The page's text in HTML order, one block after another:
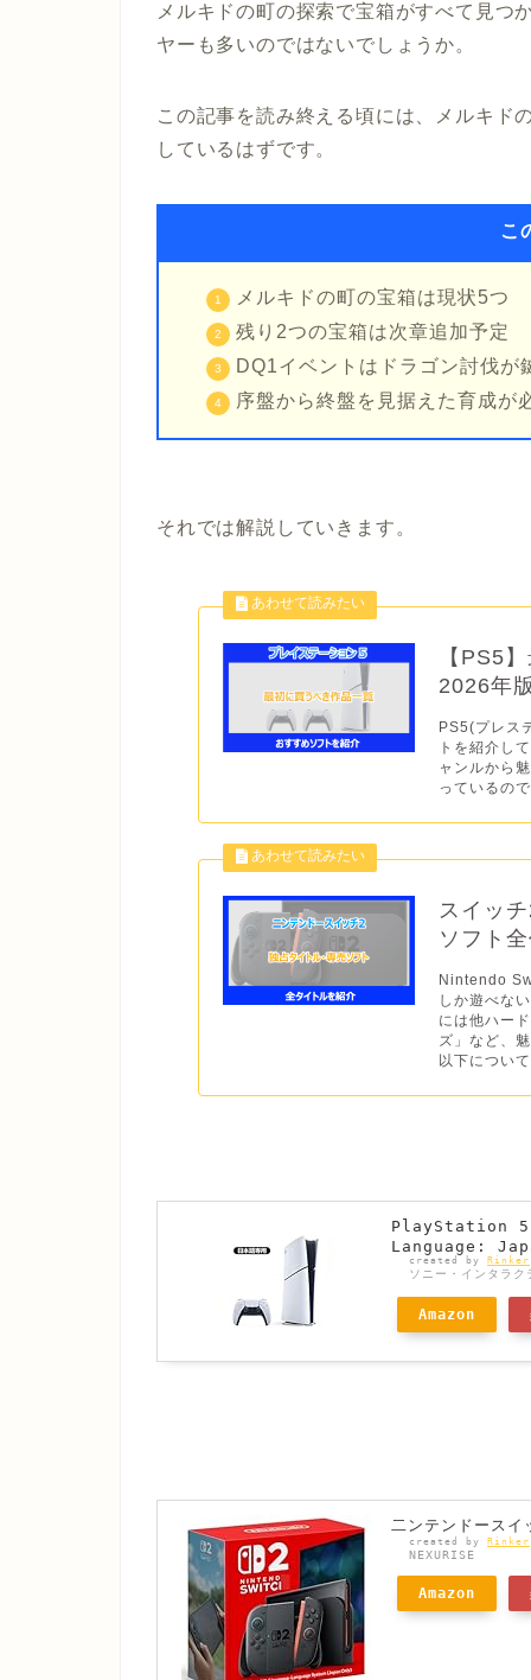
メルキドの町の探索で宝箱がすべて見つ
ヤーも多いのではないでしょうか。
この記事を読み終える頃には、メルキド
しているはずです。
こ
メルキドの町の宝箱は現状5つ
残り2つの宝箱は次章追加予定
DQ1イベントはドラゴン討伐が
序盤から終盤を見据えた育成が
それでは解説していきます。
【PS5
2026年
PS5(プレス
トを紹介し
ャンルから
っているの
スイッ
ソフト
Nintendo
しか遊べな
には他ハー
ズ」など、
以下につい
PlayStation 5
Language:
created by Rinker
ソニー・インタラ
Amazon
二ンテンドース
created by Rinker
NEXURISE
Amazon